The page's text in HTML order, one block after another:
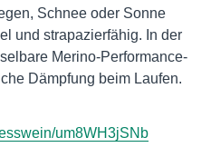
Schnee oder Sonne
und strapazierfähig. In der
Merino-Performance-
Dämpfung beim Laufen.
um8WH3jSNb